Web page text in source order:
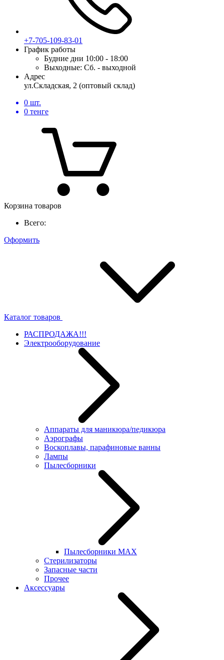
+7-705-109-83-01
График работы
Будние дни 10:00 - 18:00
Выходные: Сб. - выходной
Адрес
ул.Складская, 2 (оптовый склад)
0 шт.
0 тенге
Корзина товаров
Всего:
Оформить
Каталог товаров
РАСПРОДАЖА!!!
Электрооборудование
Аппараты для маникюра/педикюра
Аэрографы
Воскоплавы, парафиновые ванны
Лампы
Пылесборники
Пылесборники MAX
Стерилизаторы
Запасные части
Прочее
Аксессуары